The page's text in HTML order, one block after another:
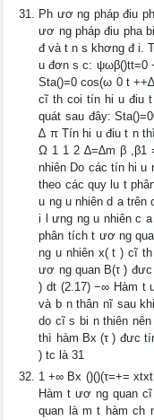
Ph ươ ng pháp điu
ươ ng pháp điu pha
đ và t n s khơng đ i.
u đơn s c: ψωβ()tt=0
Sta()=0 cos(ω 0 t
cĩ th coi tín hi u điu t
quát sau đây:
∆ π Tín hi u điu t n
Ω 1 1 2 ∆=∆m β ,β1
nhiên Do các tín hi u
theo các quy lu t
u ng u nhiên d a
i l ưng ng u nhiên c
phân tích t ươ ng
ng u nhiên x( t ) cĩ
ươ ng quan B(τ )
) dt (2.17) −∞ Hàm t
và b n thân nĩ sau
do cĩ s bi n thiên
thì hàm Bx (τ ) đưc
) tc là 31
1 +∞ Bx ()()(τ=+=
Hàm t ươ ng quan
quan là m t hàm ch